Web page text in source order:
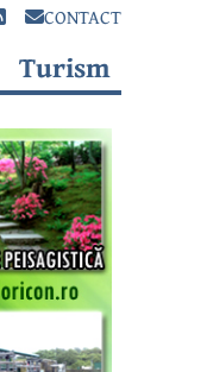
CONTACT
Turism